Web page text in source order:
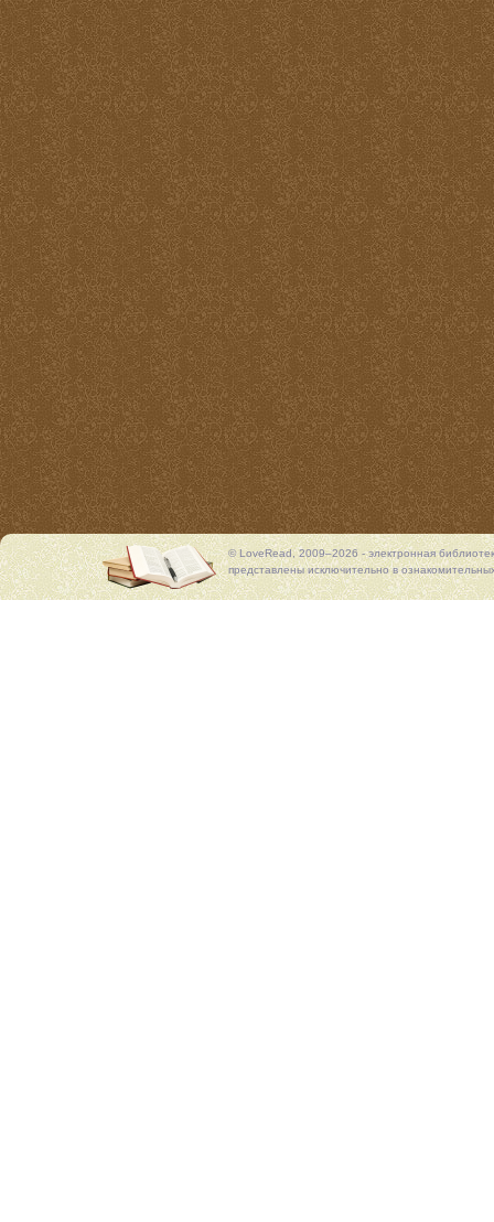
© LoveRead, 2009–2026 - электронная
представлены исключительно в